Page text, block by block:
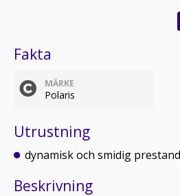
Fakta
MÄRKE
Polaris
Utrustning
dynamisk och smidig
Beskrivning